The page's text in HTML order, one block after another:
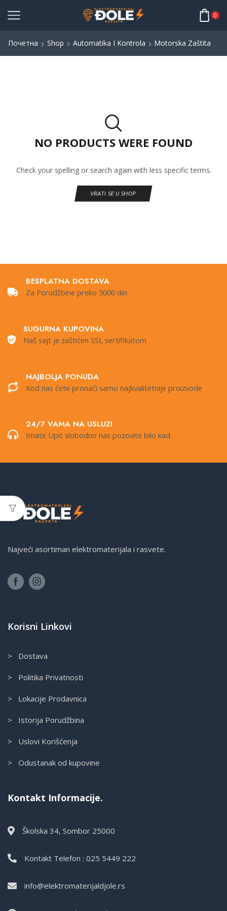
0
Почетна Shop Automatika I Kontrola Motorska Zaštita
NO PRODUCTS WERE FOUND
Check your spelling or search again with less specific terms.
VRATI SE U SHOP
BESPLATNA DOSTAVA
Za Porudžbine preko 5000 din
SUGURNA KUPOVINA
Naš sajt je zaštićen SSL sertifikatom
NAJBOLJA PONUDA
Kod nas ćete pronaći samo najkvalitetnije proizvode
24/7 VAMA NA USLUZI
Imate Upit slobodno nas pozovite bilo kad.
Najveći asortiman elektromaterijala i rasvete.
Korisni Linkovi
> Dostava
> Politika Privatnosti
> Lokacije Prodavnica
> Istorija Porudžbina
> Uslovi Korišćenja
> Odustanak od kupovine
Kontakt Informacije.
Školska 34, Sombor 25000
Kontakt Telefon : 025 5449 222
info@elektromaterijaldjole.rs